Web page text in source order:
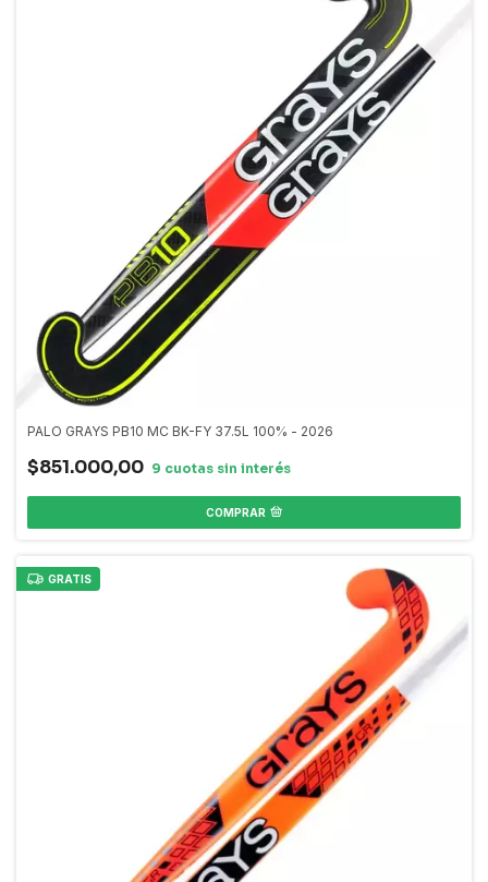
PALO GRAYS PB10 MC BK-FY 37.5L 100% - 2026
$851.000,00
COMPRAR
GRATIS